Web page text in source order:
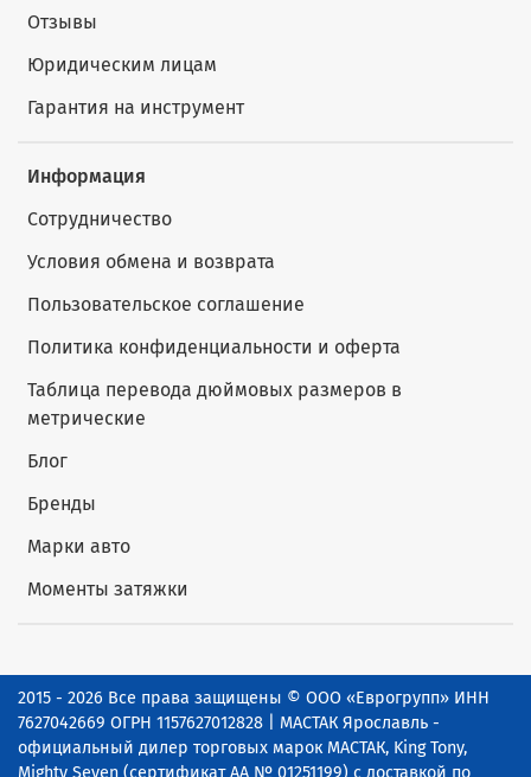
Отзывы
Юридическим лицам
Гарантия на инструмент
Информация
Сотрудничество
Условия обмена и возврата
Пользовательское соглашение
Политика конфиденциальности и оферта
Таблица перевода дюймовых размеров в
метрические
Блог
Бренды
Марки авто
Моменты затяжки
2015 - 2026 Все права защищены © ООО «Еврогрупп» ИНН
7627042669 ОГРН 1157627012828 | МАСТАК Ярославль -
официальный дилер торговых марок МАСТАК, King Tony,